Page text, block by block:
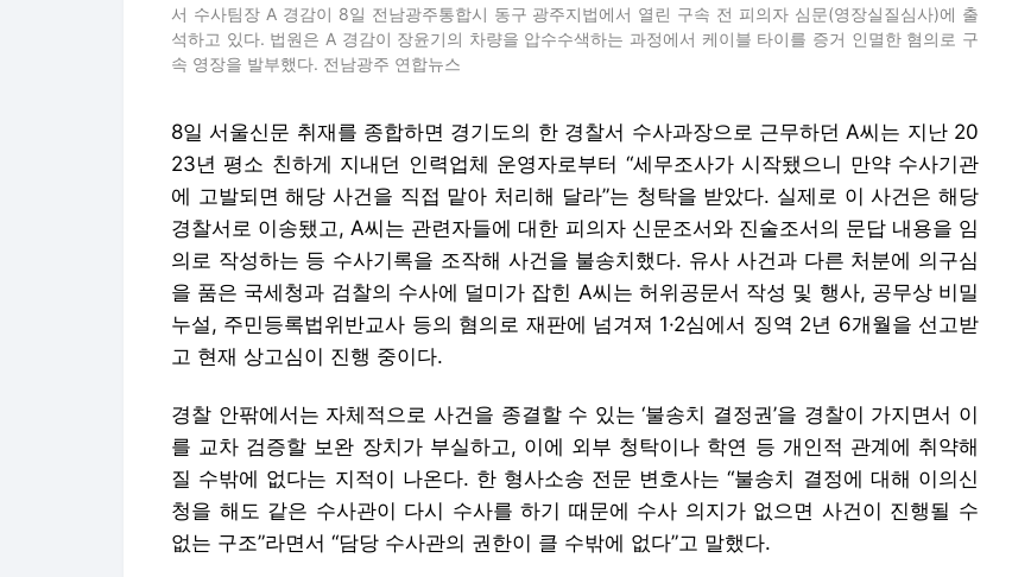
서 수사팀장 A 경감이 8일 전남광주통합시 동구 광주지법에서 열린 구속 전 피의자 심문(영장실질심사)에 출
석하고 있다. 법원은 A 경감이 장윤기의 차량을 압수수색하는 과정에서 케이블 타이를 증거 인멸한 혐의로 구
속 영장을 발부했다. 전남광주 연합뉴스
8일 서울신문 취재를 종합하면 경기도의 한 경찰서 수사과장으로 근무하던 A씨는 지난 20
23년 평소 친하게 지내던 인력업체 운영자로부터 “세무조사가 시작됐으니 만약 수사기관
에 고발되면 해당 사건을 직접 맡아 처리해 달라”는 청탁을 받았다. 실제로 이 사건은 해당
경찰서로 이송됐고, A씨는 관련자들에 대한 피의자 신문조서와 진술조서의 문답 내용을 임
의로 작성하는 등 수사기록을 조작해 사건을 불송치했다. 유사 사건과 다른 처분에 의구심
을 품은 국세청과 검찰의 수사에 덜미가 잡힌 A씨는 허위공문서 작성 및 행사, 공무상 비밀
누설, 주민등록법위반교사 등의 혐의로 재판에 넘겨져 1·2심에서 징역 2년 6개월을 선고받
고 현재 상고심이 진행 중이다.
경찰 안팎에서는 자체적으로 사건을 종결할 수 있는 ‘불송치 결정권’을 경찰이 가지면서 이
를 교차 검증할 보완 장치가 부실하고, 이에 외부 청탁이나 학연 등 개인적 관계에 취약해
질 수밖에 없다는 지적이 나온다. 한 형사소송 전문 변호사는 “불송치 결정에 대해 이의신
청을 해도 같은 수사관이 다시 수사를 하기 때문에 수사 의지가 없으면 사건이 진행될 수
없는 구조”라면서 “담당 수사관의 권한이 클 수밖에 없다”고 말했다.